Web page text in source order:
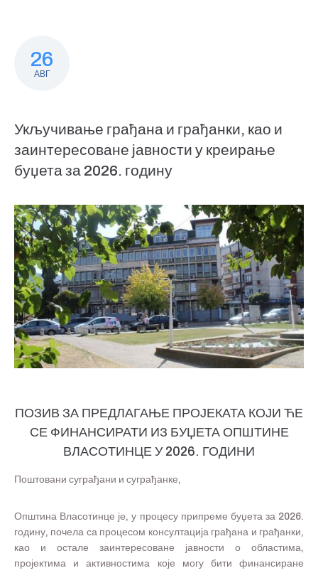
26
АВГ
Укључивање грађана и грађанки, као и
заинтересоване јавности у креирање
буџета за 2026. годину
ПОЗИВ ЗА ПРЕДЛАГАЊЕ ПРОЈЕКАТА КОЈИ ЋЕ
СЕ ФИНАНСИРАТИ ИЗ БУЏЕТА ОПШТИНЕ
ВЛАСОТИНЦЕ У 2026. ГОДИНИ
Поштовани суграђани и суграђанке,
Општина Власотинце је, у процесу припреме буџета за 2026.
годину, почела са процесом консултација грађана и грађанки,
као и остале заинтересоване јавности о областима,
пројектима и активностима које могу бити финансиране